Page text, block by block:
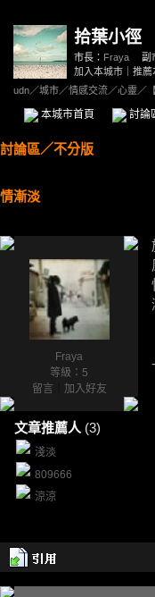
拾葉小徑
市長： Fraya
副
加入本城市
推薦
udn／城市／情感交流／心靈／
本城市首頁 討論
討論區／不分版
情漸淡
Fraya
等級：5
留言
加入好友
文章推薦人 (3)
淺淡
809666
涼涼